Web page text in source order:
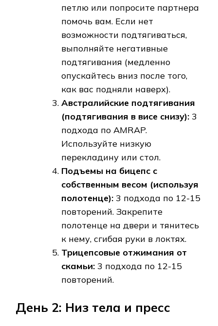
петлю или попросите партнера
помочь вам. Если нет
возможности подтягиваться,
выполняйте негативные
подтягивания (медленно
опускайтесь вниз после того,
как вас подняли наверх).
Австралийские подтягивания
(подтягивания в висе снизу): 3
подхода по AMRAP.
Используйте низкую
перекладину или стол.
Подъемы на бицепс с
собственным весом (используя
полотенце): 3 подхода по 12-15
повторений. Закрепите
полотенце на двери и тянитесь
к нему, сгибая руки в локтях.
Трицепсовые отжимания от
скамьи: 3 подхода по 12-15
повторений.
День 2: Низ тела и пресс